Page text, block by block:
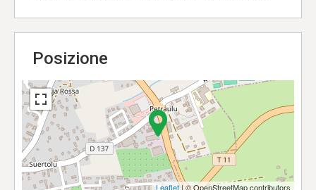
Posizione
Leaflet| © OpenStreetMap contributors